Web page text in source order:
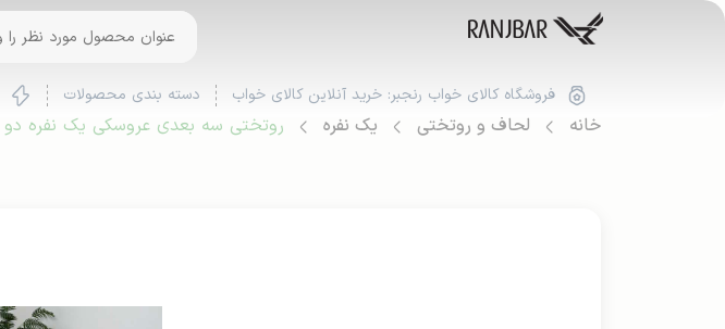
فروشگاه کالای خواب رنجبر: خرید آنلاین کالای خواب دسته بندی محصولات
خانه لحاف و روتختی یک نفره روتختی سه بعدی عروسکی یک نفره دو